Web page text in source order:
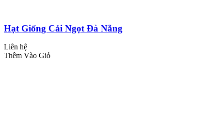
Hạt Giống Cải Ngọt Đà Nẵng
Liên hệ
Thêm Vào Giỏ